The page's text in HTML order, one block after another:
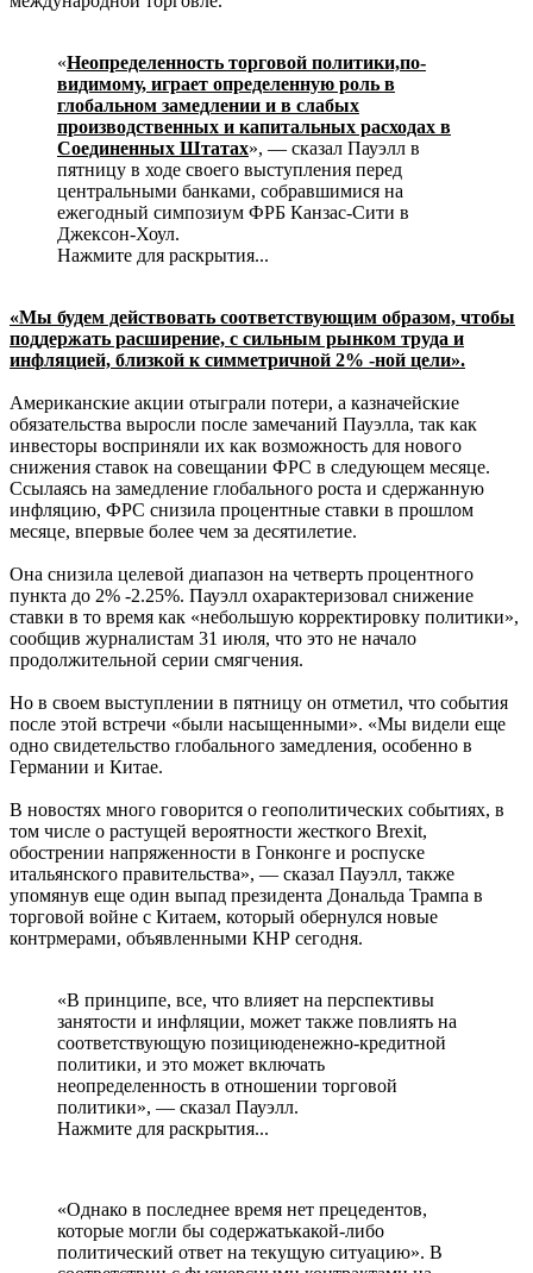
«Неопределенность торговой политики,по-
видимому, играет определенную роль в
глобальном замедлении и в слабых
производственных и капитальных расходах в
Соединенных Штатах», — сказал Пауэлл в
пятницу в ходе своего выступления перед
центральными банками, собравшимися на
ежегодный симпозиум ФРБ Канзас-Сити в
Джексон-Хоул.
Нажмите для раскрытия...
«Мы будем действовать соответствующим образом, чтобы
поддержать расширение, с сильным рынком труда и
инфляцией, близкой к симметричной 2% -ной цели».
Американские акции отыграли потери, а казначейские
обязательства выросли после замечаний Пауэлла, так как
инвесторы восприняли их как возможность для нового
снижения ставок на совещании ФРС в следующем месяце.
Ссылаясь на замедление глобального роста и сдержанную
инфляцию, ФРС снизила процентные ставки в прошлом
месяце, впервые более чем за десятилетие.
Она снизила целевой диапазон на четверть процентного
пункта до 2% -2.25%. Пауэлл охарактеризовал снижение
ставки в то время как «небольшую корректировку политики»,
сообщив журналистам 31 июля, что это не начало
продолжительной серии смягчения.
Но в своем выступлении в пятницу он отметил, что события
после этой встречи «были насыщенными». «Мы видели еще
одно свидетельство глобального замедления, особенно в
Германии и Китае.
В новостях много говорится о геополитических событиях, в
том числе о растущей вероятности жесткого Brexit,
обострении напряженности в Гонконге и роспуске
итальянского правительства», — сказал Пауэлл, также
упомянув еще один выпад президента Дональда Трампа в
торговой войне с Китаем, который обернулся новые
контрмерами, объявленными КНР сегодня.
«В принципе, все, что влияет на перспективы
занятости и инфляции, может также повлиять на
соответствующую позициюденежно-кредитной
политики, и это может включать
неопределенность в отношении торговой
политики», — сказал Пауэлл.
Нажмите для раскрытия...
«Однако в последнее время нет прецедентов,
которые могли бы содержатькакой-либо
политический ответ на текущую ситуацию». В